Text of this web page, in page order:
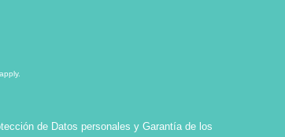
apply.
de Datos personales y Garantía de los